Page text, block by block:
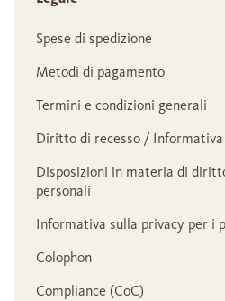
Spese di spedizione
Metodi di pagamento
Termini e condizioni generali
Diritto di recesso /
Disposizioni in materia di
personali
Informativa sulla privacy per i
Colophon
Compliance (CoC)